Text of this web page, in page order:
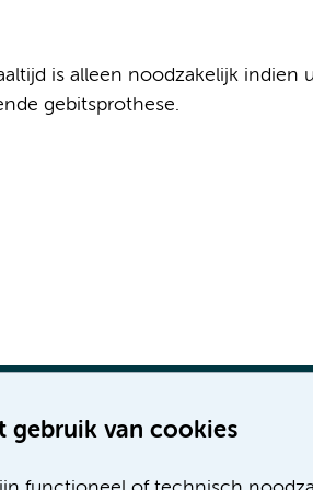
is alleen noodzakelijk
gebitsprothese.
gebruik van cookies